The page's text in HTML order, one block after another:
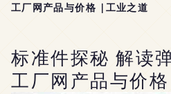
工厂网产品与价格 |工业之道
标准件探秘 解读
工厂网产品与价